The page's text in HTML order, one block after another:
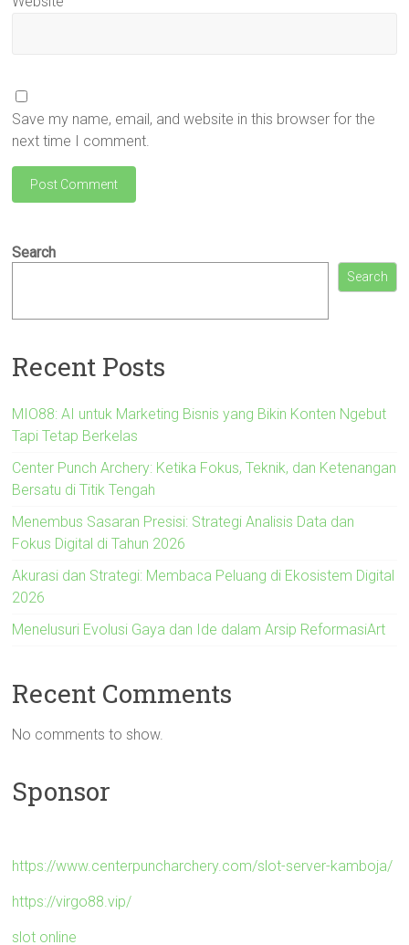
Save my name, email, and website in this browser for the
next time I comment.
Search
Search
Recent Posts
MIO88: AI untuk Marketing Bisnis yang Bikin Konten Ngebut
Tapi Tetap Berkelas
Center Punch Archery: Ketika Fokus, Teknik, dan Ketenangan
Bersatu di Titik Tengah
Menembus Sasaran Presisi: Strategi Analisis Data dan
Fokus Digital di Tahun 2026
Akurasi dan Strategi: Membaca Peluang di Ekosistem Digital
2026
Menelusuri Evolusi Gaya dan Ide dalam Arsip ReformasiArt
Recent Comments
No comments to show.
Sponsor
https://www.centerpuncharchery.com/slot-server-kamboja/
https://virgo88.vip/
slot online